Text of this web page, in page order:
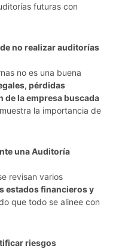
futuras con
no realizar auditorías
no es una buena
pérdidas
de la empresa buscada
la importancia de
una Auditoría
revisan varios
estados financieros y
que todo se alinee con
riesgos